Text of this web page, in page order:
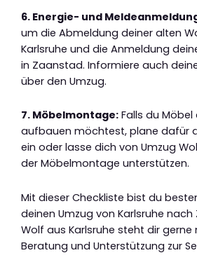
6. Energie- und
um die Abmeldung deiner alten
Karlsruhe und die Anmeldung
in Zaanstad. Informiere auch
über den Umzug.
7. Möbelmontage: Falls du
aufbauen möchtest, plane dafür
ein oder lasse dich von Umzug
der Möbelmontage unterstützen.
Mit dieser Checkliste bist du
deinen Umzug von Karlsruhe
Wolf aus Karlsruhe steht dir
Beratung und Unterstützung zur